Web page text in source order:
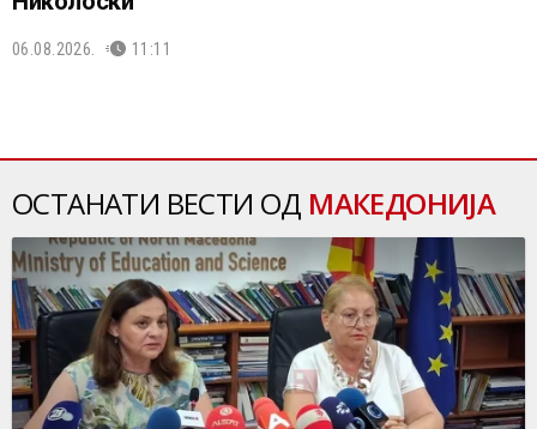
06.08.2026. 11:11
ОСТАНАТИ ВЕСТИ ОД МАКЕДОНИЈА